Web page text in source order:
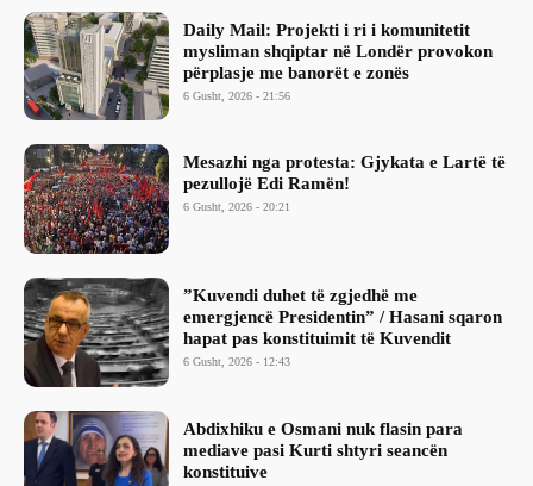
Daily Mail: Projekti i ri i komunitetit
mysliman shqiptar në Londër provokon
përplasje me banorët e zonës
6 Gusht, 2026 - 21:56
Mesazhi nga protesta: Gjykata e Lartë të
pezullojë Edi Ramën!
6 Gusht, 2026 - 20:21
​”Kuvendi duhet të zgjedhë me
emergjencë Presidentin” / Hasani sqaron
hapat pas konstituimit të Kuvendit
6 Gusht, 2026 - 12:43
Abdixhiku e Osmani nuk flasin para
mediave pasi Kurti shtyri seancën
konstituive